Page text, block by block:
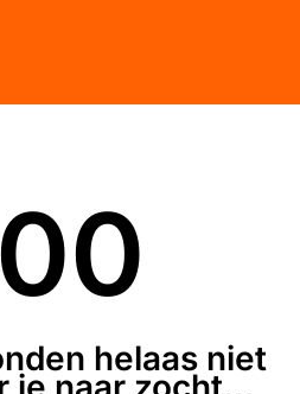
500
helaas niet